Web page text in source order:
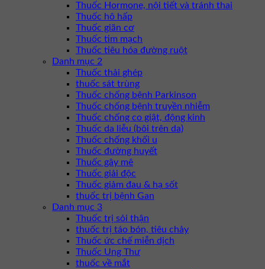
Thuốc Hormone, nội tiết và tránh thai
Thuốc hô hấp
Thuốc giãn cơ
Thuốc tim mạch
Thuốc tiêu hóa đường ruột
Danh mục 2
Thuốc thải ghép
thuốc sát trùng
Thuốc chống bệnh Parkinson
Thuốc chống bệnh truyền nhiễm
Thuốc chống co giật, động kinh
Thuốc da liễu (bôi trên da)
Thuốc chống khối u
Thuốc đường huyết
Thuốc gây mê
Thuốc giải độc
Thuốc giảm đau & hạ sốt
thuốc trị bệnh Gan
Danh mục 3
Thuốc trị sỏi thận
thuốc trị táo bón, tiêu chảy
Thuốc ức chế miễn dịch
Thuốc Ung Thư
thuốc về mắt